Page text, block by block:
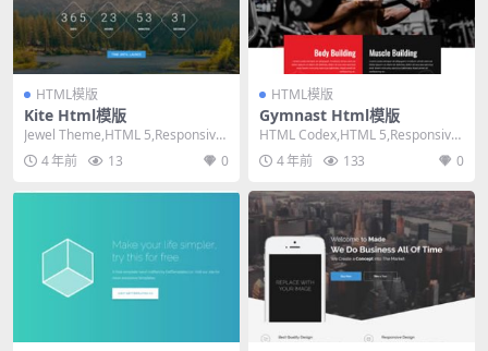
HTML模版
Kite Html模版
Jewel Theme,HTML 5,Responsive,
3 Columns...
4 年前 13 0
HTML模版
Gymnast Html模版
HTML Codex,HTML 5,Responsive,
Mixed Colu...
4 年前 133 0